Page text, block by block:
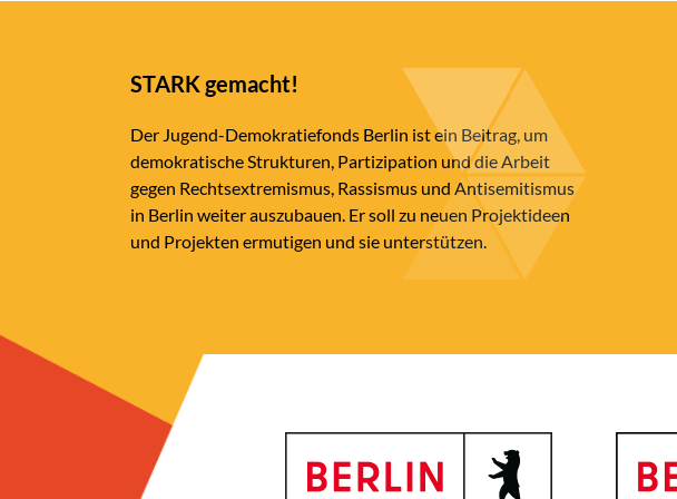
STARK gemacht!
Der Jugend-Demokratiefonds Berlin ist ein Beitrag, um
demokratische Strukturen, Partizipation und die Arbeit
gegen Rechtsextremismus, Rassismus und Antisemitismus
in Berlin weiter auszubauen. Er soll zu neuen Projektideen
und Projekten ermutigen und sie unterstützen.